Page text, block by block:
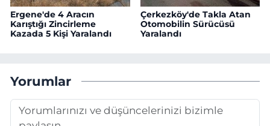
Ergene'de 4 Aracın
Karıştığı Zincirleme
Kazada 5 Kişi Yaralandı
Çerkezköy'de Takla Atan
Otomobilin Sürücüsü
Yaralandı
Yorumlar